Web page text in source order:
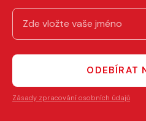
ODEBÍRAT
Zásady zpracování osobních údajů